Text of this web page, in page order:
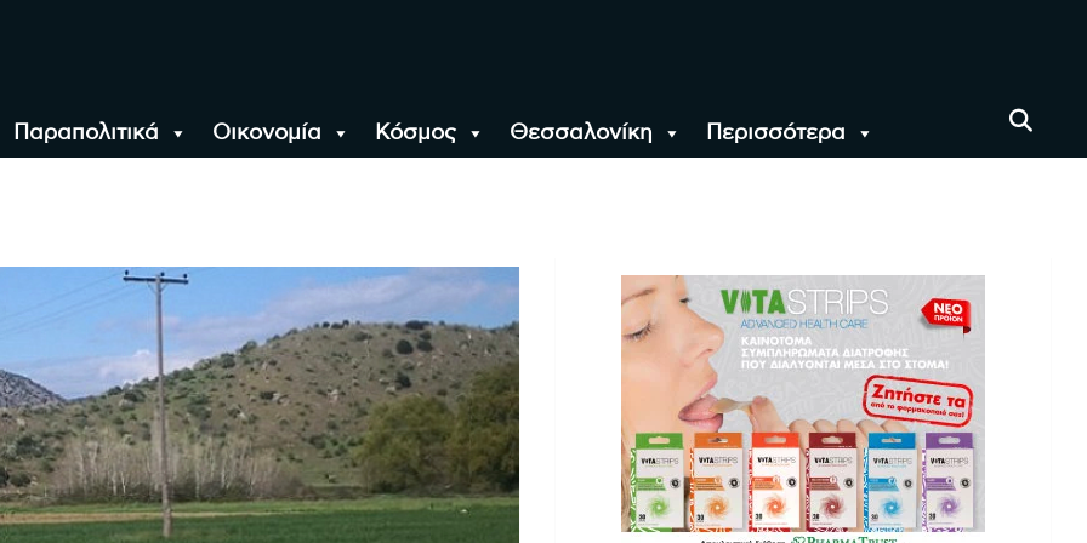
Παραπολιτικά Οικονομία Κόσμος Θεσσαλονίκη Περισσότερα